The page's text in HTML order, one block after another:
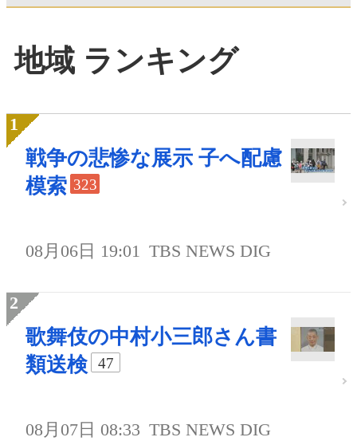
地域 ランキング
戦争の悲惨な展示 子へ配慮
模索 323
08月06日 19:01 TBS NEWS DIG
歌舞伎の中村小三郎さん書
類送検
47
08月07日 08:33 TBS NEWS DIG